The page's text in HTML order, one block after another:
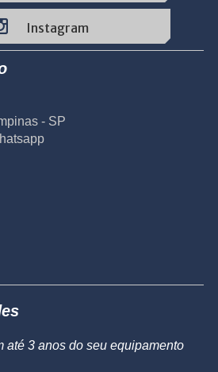
Instagram
- SP
até 3 anos do seu equipamento